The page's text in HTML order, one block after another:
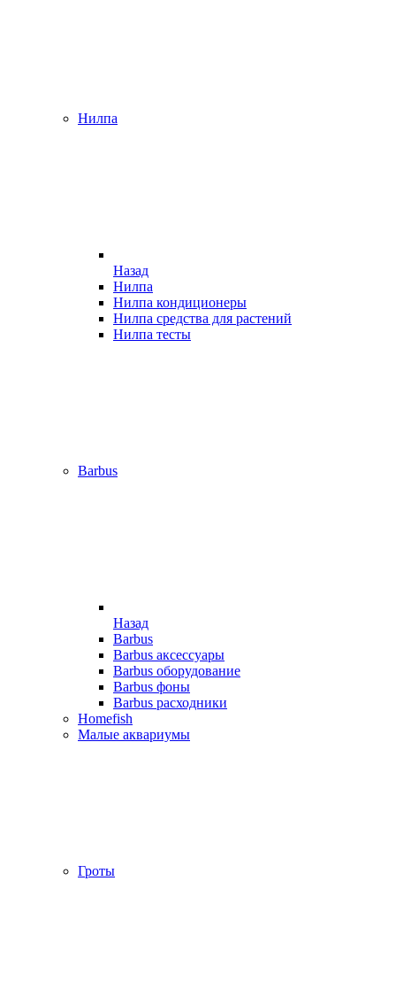
Нилпа
Назад
Нилпа
Нилпа кондиционеры
Нилпа средства для растений
Нилпа тесты
Barbus
Назад
Barbus
Barbus аксессуары
Barbus оборудование
Barbus фоны
Barbus расходники
Homefish
Малые аквариумы
Гроты